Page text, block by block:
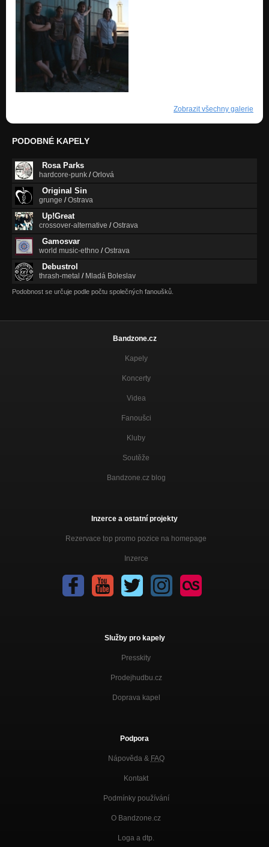
Zobrazit všechny galerie
PODOBNÉ KAPELY
Rosa Parks
hardcore-punk /Orlová
Original Sin
grunge /Ostrava
Up!Great
crossover-alternative /Ostrava
Gamosvar
world music-ethno /Ostrava
Debustrol
thrash-metal / Mladá Boleslav
Podobnost se určuje podle počtu společných fanoušků.
Bandzone.cz
Kapely
Koncerty
Videa
Fanoušci
Kluby
Soutěže
Bandzone.cz blog
Inzerce a ostatní projekty
Rezervace top promo pozice na homepage
Inzerce
Služby pro kapely
Presskity
Prodejhudbu.cz
Doprava kapel
Podpora
Nápověda & FAQ
Kontakt
Podmínky používání
O Bandzone.cz
Loga a dtp.